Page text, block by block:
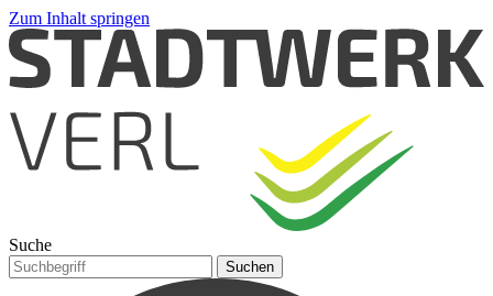
Zum Inhalt springen
Suche
Suchen